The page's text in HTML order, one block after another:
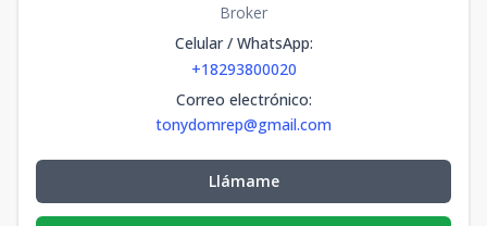
Broker
Celular / WhatsApp:
+18293800020
Correo electrónico:
tonydomrep@gmail.com
Llámame